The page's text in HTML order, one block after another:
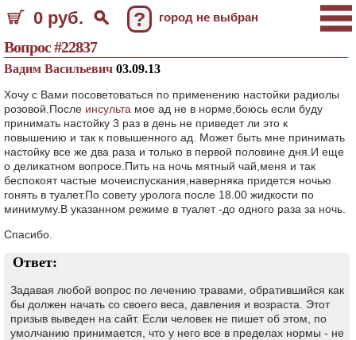
0 руб. ? город не выбран
Вопрос #22837
Вадим Васильевич 03.09.13
Хочу с Вами посоветоваться по применению настойки радиолы
розовой.После инсульта мое ад не в норме,боюсь если буду
принимать настойку 3 раз в день не приведет ли это к
повышению и так к повышенного ад. Может быть мне принимать
настойку все же два раза и только в первой половине дня.И еще
о деликатном вопросе.Пить на ночь мятный чай,меня и так
беспокоят частые мочеиспускания,наверняка придется ночью
гонять в туалет.По совету уролога после 18.00 жидкости по
минимуму.В указанном режиме в туалет -до одного раза за ночь.
Спасибо.
Ответ:
Задавая любой вопрос по лечению травами, обратившийся как
бы должен начать со своего веса, давления и возраста. Этот
призыв выведен на сайт. Если человек не пишет об этом, по
умолчанию принимается, что у него все в пределах нормы - не